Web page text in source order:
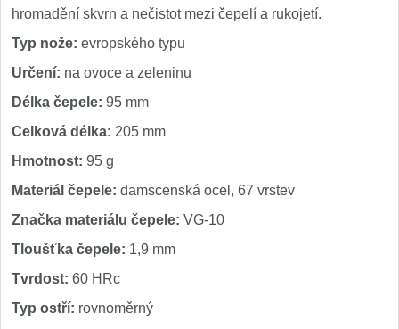
hromadění skvrn a nečistot mezi čepelí a rukojetí.
Typ nože: evropského typu
Určení: na ovoce a zeleninu
Délka čepele: 95 mm
Celková délka: 205 mm
Hmotnost: 95 g
Materiál čepele: damscenská ocel, 67 vrstev
Značka materiálu čepele: VG-10
Tloušťka čepele: 1,9 mm
Tvrdost: 60 HRc
Typ ostří: rovnoměrný